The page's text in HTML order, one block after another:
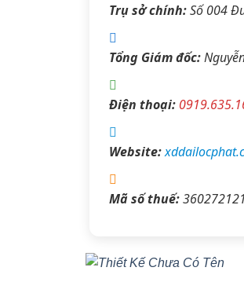
Trụ sở chính:Số 004
Tổng Giám đốc:
Điện thoại:
Website:
Mã số thuế: